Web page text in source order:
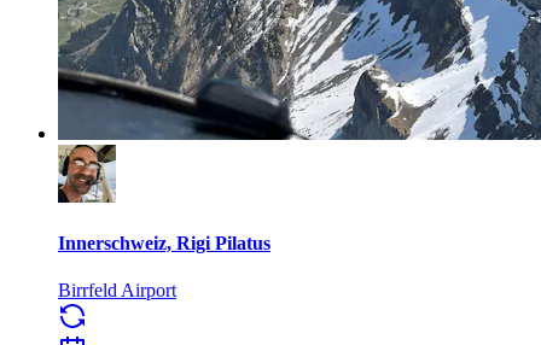
Innerschweiz, Rigi Pilatus
Birrfeld Airport